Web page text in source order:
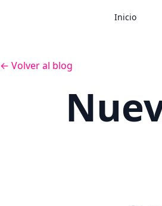
Inicio
← Volver al blog